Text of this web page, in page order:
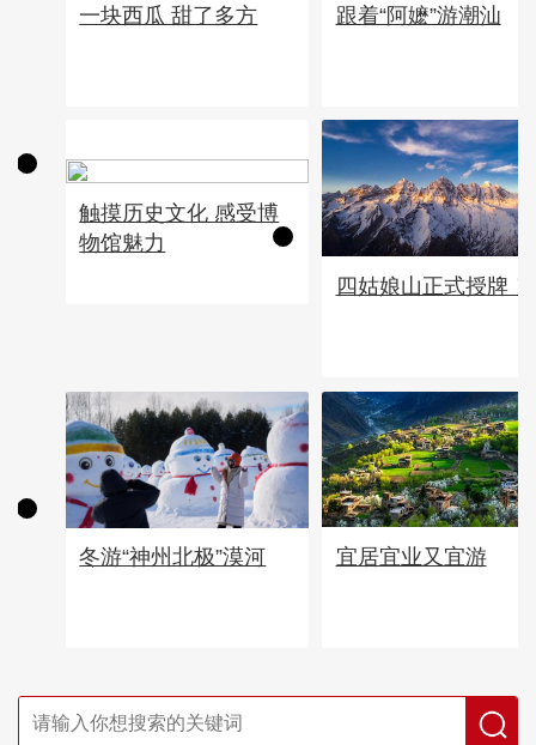
一块西瓜 甜了多方 跟着“阿嬷”游潮汕
触摸历史文化 感受博
物馆魅力
四姑娘山正式授牌！
冬游“神州北极”漠河 宜居宜业又宜游